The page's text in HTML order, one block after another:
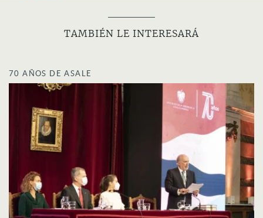
TAMBIÉN LE INTERESARÁ
70 AÑOS DE ASALE